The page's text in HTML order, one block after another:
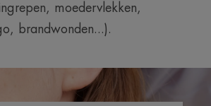
moedervlekken,
brandwonden...).